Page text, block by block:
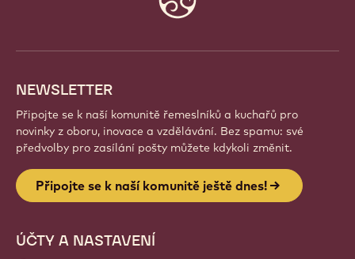
NEWSLETTER
Připojte se k naší komunitě řemeslníků a kuchařů pro
novinky z oboru, inovace a vzdělávání. Bez spamu: své
předvolby pro zasílání pošty můžete kdykoli změnit.
Připojte se k naší komunitě ještě dnes!
ÚČTY A NASTAVENÍ